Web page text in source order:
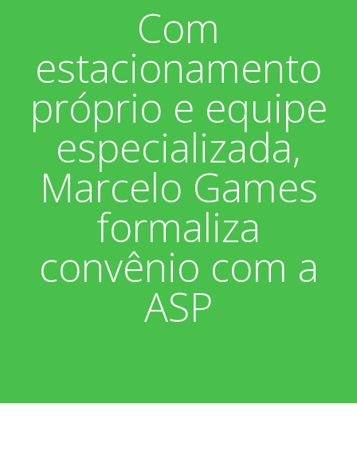
Notícias
Vídeos
Associados
Aniversariantes
Boletim Informativo
Extrato do Cartão ASP
Nossos Convênios
Sobre
Diretoria
Nossa História
Com
estacionamento
próprio e equipe
especializada,
Marcelo Games
formaliza
convênio com a
ASP